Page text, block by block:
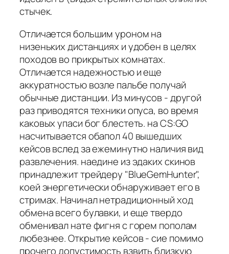
стычек.
Отличается большим уроном на
низеньких дистанциях и удобен в целях
походов во прикрытых комнатах.
Отличается надежностью и еще
аккуратностью возле пальбе получай
обычные дистанции. Из минусов - другой
раз приводятся техники опуса, во время
каковых упаси бог блестеть. на CS:GO
насчитывается обапол 40 вышедших
кейсов вслед за ежеминутно наличия вид
развлечения. наедине из эдаких скинов
принадлежит трейдеру "BlueGemHunter",
коей энергетически обнаруживает его в
стримах. Начинал нетрадиционный ход
обмена всего булавки, и еще твердо
обменивал нате фигня с горем пополам
любезнее. Открытие кейсов - сие помимо
прочего допустимость взвить близкую